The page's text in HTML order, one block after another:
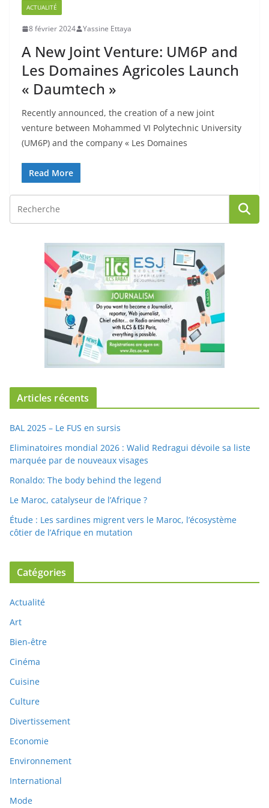
ACTUALITÉ
8 février 2024 Yassine Ettaya
A New Joint Venture: UM6P and
Les Domaines Agricoles Launch
« Daumtech »
Recently announced, the creation of a new joint
venture between Mohammed VI Polytechnic University
(UM6P) and the company « Les Domaines
Read More
Articles récents
BAL 2025 – Le FUS en sursis
Eliminatoires mondial 2026 : Walid Redragui dévoile sa liste
marquée par de nouveaux visages
Ronaldo: The body behind the legend
Le Maroc, catalyseur de l’Afrique ?
Étude : Les sardines migrent vers le Maroc, l’écosystème
côtier de l’Afrique en mutation
Catégories
Actualité
Art
Bien-être
Cinéma
Cuisine
Culture
Divertissement
Economie
Environnement
International
Mode